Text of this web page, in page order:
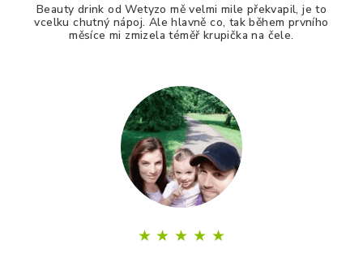
Beauty drink od Wetyzo mě velmi mile překvapil, je to
vcelku chutný nápoj. Ale hlavně co, tak během prvního
měsíce mi zmizela téměř krupička na čele.
★ ★ ★ ★ ★